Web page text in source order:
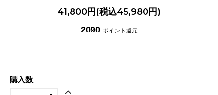
41,800円(税込45,980円)
2090 ポイント還元
購入数